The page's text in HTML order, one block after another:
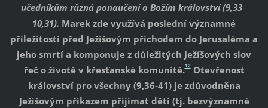
učedníkům různá ponaučení o Božím království (9,33–
10,31). Marek zde využívá poslední významné
příležitosti před Ježíšovým příchodem do Jerusaléma a
jeho smrtí a komponuje z důležitých Ježíšových slov
řeč o životě v křesťanské komunitě.12Otevřenost
království pro všechny (9,36-41) je zdůvodněna
Ježíšovým příkazem přijímat děti (tj. bezvýznamné